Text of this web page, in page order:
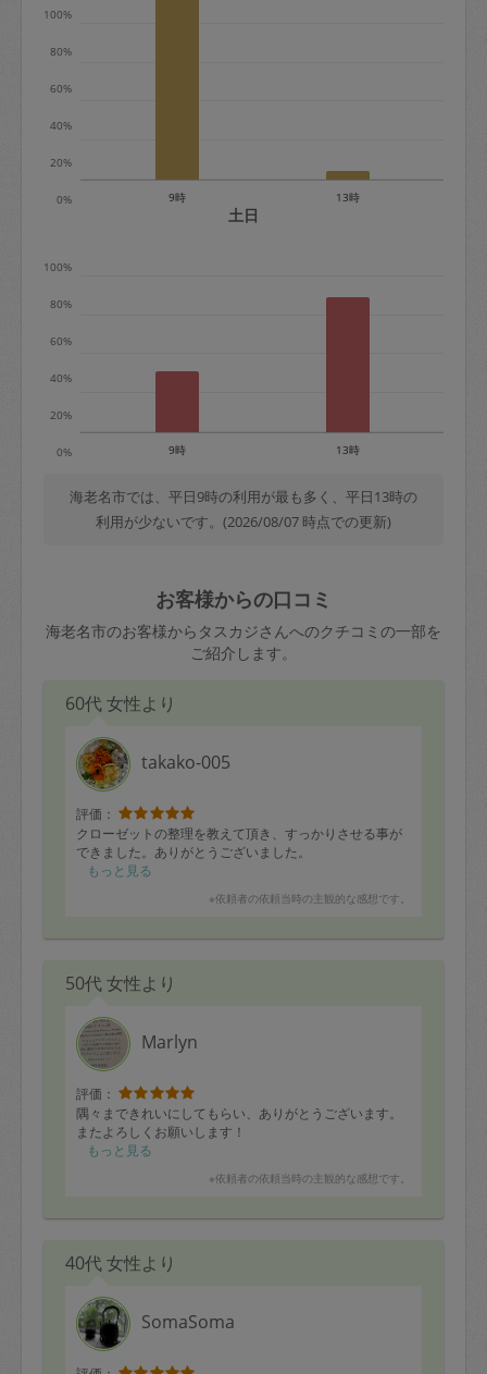
※キャンセル料金の設定について：
相当で料金設定されています。
0%
20%
40%
60%
80%
100%
9時 13時
土日
0%
20%
40%
60%
80%
100%
9時 13時
海老名市では、平日9時の利用が最も多く、平日13時の
利用が少ないです。(2026/08/07 時点での更新)
お客様からの口コミ
海老名市のお客様からタスカジさんへのクチコミの一部を
ご紹介します。
60代 女性より
takako-005
評価：
クローゼットの整理を教えて頂き、すっかりさせる事が
できました。ありがとうございました。
もっと見る
※依頼者の依頼当時の主観的な感想です。
50代 女性より
Marlyn
評価：
隅々まできれいにしてもらい、ありがとうございます。
またよろしくお願いします！
もっと見る
※依頼者の依頼当時の主観的な感想です。
40代 女性より
SomaSoma